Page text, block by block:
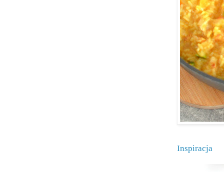
Inspiracja